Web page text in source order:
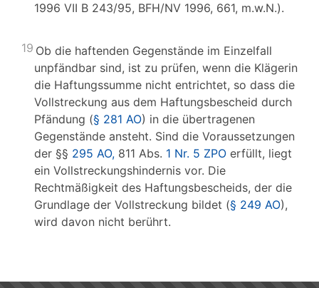
1996 VII B 243/95, BFH/NV 1996, 661, m.w.N.).
19 Ob die haftenden Gegenstände im Einzelfall
unpfändbar sind, ist zu prüfen, wenn die Klägerin
die Haftungssumme nicht entrichtet, so dass die
Vollstreckung aus dem Haftungsbescheid durch
Pfändung (§ 281 AO) in die übertragenen
Gegenstände ansteht. Sind die Voraussetzungen
der §§ 295 AO, 811 Abs. 1 Nr. 5 ZPO erfüllt, liegt
ein Vollstreckungshindernis vor. Die
Rechtmäßigkeit des Haftungsbescheids, der die
Grundlage der Vollstreckung bildet (§ 249 AO),
wird davon nicht berührt.